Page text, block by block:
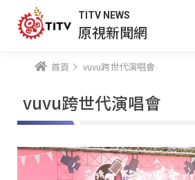
TITV NEWS
原視新聞網
首頁 vuvu跨世代演唱會
vuvu跨世代演唱會